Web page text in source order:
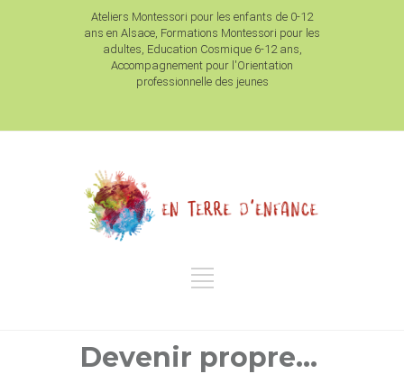
Ateliers Montessori pour les enfants de 0-12
ans en Alsace, Formations Montessori pour les
adultes, Education Cosmique 6-12 ans,
Accompagnement pour l'Orientation
professionnelle des jeunes
Devenir propre…